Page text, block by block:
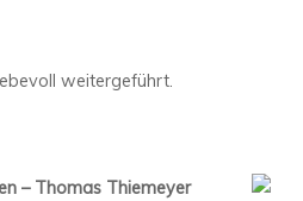
weitergeführt.
– Thomas Thiemeyer